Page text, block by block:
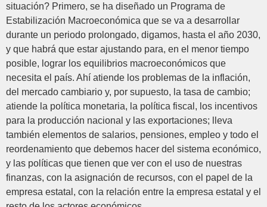
situación? Primero, se ha diseñado un Programa de
Estabilización Macroeconómica que se va a desarrollar
durante un periodo prolongado, digamos, hasta el año 2030,
y que habrá que estar ajustando para, en el menor tiempo
posible, lograr los equilibrios macroeconómicos que
necesita el país. Ahí atiende los problemas de la inflación,
del mercado cambiario y, por supuesto, la tasa de cambio;
atiende la política monetaria, la política fiscal, los incentivos
para la producción nacional y las exportaciones; lleva
también elementos de salarios, pensiones, empleo y todo el
reordenamiento que debemos hacer del sistema económico,
y las políticas que tienen que ver con el uso de nuestras
finanzas, con la asignación de recursos, con el papel de la
empresa estatal, con la relación entre la empresa estatal y el